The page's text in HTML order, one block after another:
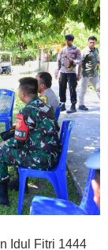
Idul Fitri 1444